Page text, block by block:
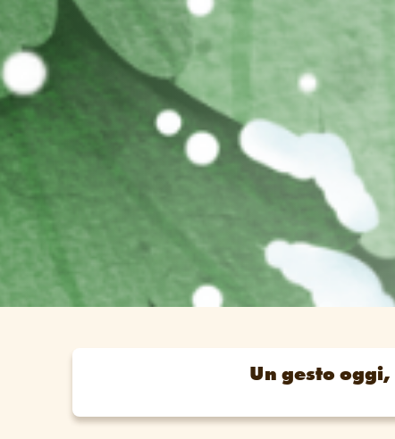
Un gesto oggi,